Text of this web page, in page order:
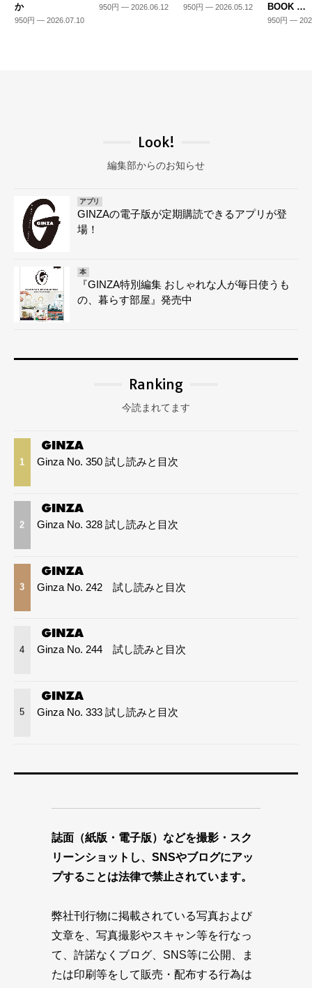
か
950円 — 2026.07.10
950円 — 2026.06.12 950円 — 2026.05.12
BOOK …
950円 —
Look!
編集部からのお知らせ
アプリ
GINZAの電子版が定期購読できるアプリが登
場！
本
『GINZA特別編集 おしゃれな人が毎日使うも
の、暮らす部屋』発売中
Ranking
今読まれてます
1 Ginza No. 350 試し読みと目次
2 Ginza No. 328 試し読みと目次
3 Ginza No. 242 試し読みと目次
4 Ginza No. 244 試し読みと目次
5 Ginza No. 333 試し読みと目次
誌面（紙版・電子版）などを撮影・スク
リーンショットし、SNSやブログにアッ
プすることは法律で禁止されています。
弊社刊行物に掲載されている写真および
文章を、写真撮影やスキャン等を行なっ
て、許諾なくブログ、SNS等に公開、ま
たは印刷等をして販売・配布する行為は